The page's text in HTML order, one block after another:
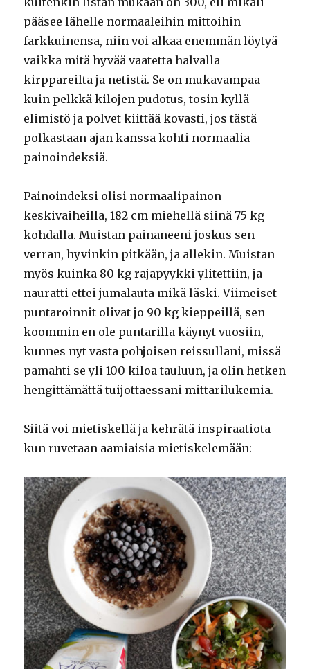
pääsee lähelle normaaleihin mittoihin
farkkuinensa, niin voi alkaa enemmän löytyä
vaikka mitä hyvää vaatetta halvalla
kirppareilta ja netistä. Se on mukavampaa
kuin pelkkä kilojen pudotus, tosin kyllä
elimistö ja polvet kiittää kovasti, jos tästä
polkastaan ajan kanssa kohti normaalia
painoindeksiä.
Painoindeksi olisi normaalipainon
keskivaiheilla, 182 cm miehellä siinä 75 kg
kohdalla. Muistan painaneeni joskus sen
verran, hyvinkin pitkään, ja allekin. Muistan
myös kuinka 80 kg rajapyykki ylitettiin, ja
nauratti ettei jumalauta mikä läski. Viimeiset
puntaroinnit olivat jo 90 kg kieppeillä, sen
koommin en ole puntarilla käynyt vuosiin,
kunnes nyt vasta pohjoisen reissullani, missä
pamahti se yli 100 kiloa tauluun, ja olin hetken
hengittämättä tuijottaessani mittarilukemia.
Siitä voi mietiskellä ja kehrätä inspiraatiota
kun ruvetaan aamiaisia mietiskelemään: